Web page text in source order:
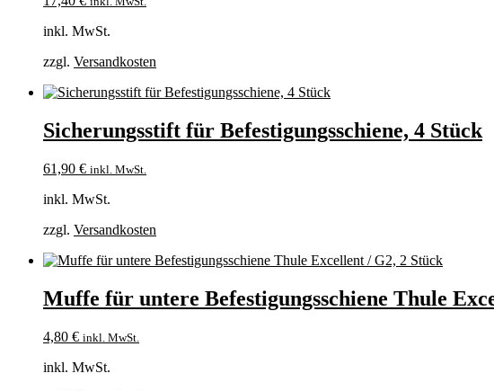
inkl. MwSt.
zzgl. Versandkosten
Sicherungsstift für Befestigungsschiene, 4 Stück
61,90 € inkl. MwSt.
inkl. MwSt.
zzgl. Versandkosten
Muffe für untere Befestigungsschiene Thule
4,80 € inkl. MwSt.
inkl. MwSt.